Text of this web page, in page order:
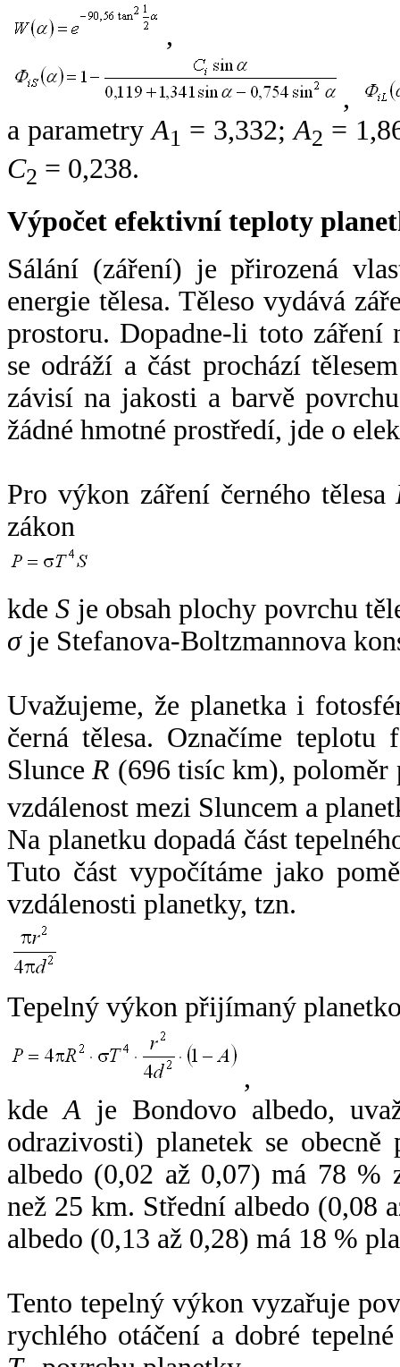
,
,
a parametryA1 = 3,332;A2 =
C2 = 0,238.
Výpočet efektivní teploty
Sálání (záření) je přirozená
energie tělesa. Těleso vydává
prostoru. Dopadne-li toto záření
se odráží a část prochází
závisí na jakosti a barvě
žádné hmotné prostředí, jde o
Pro výkon záření černého tělesa
zákon
kdeS je obsah plochy povrchu
σje Stefanova-Boltzmannova
Uvažujeme, že planetka i
černá tělesa. Označíme
SlunceR (696 tisíc km),
vzdálenost mezi Sluncem a
Na planetku dopadá část
Tuto část vypočítáme jako
vzdálenosti planetky, tzn.
Tepelný výkon přijímaný
,
kdeA je Bondovo albedo,
odrazivosti) planetek se
albedo (0,02 až 0,07) má 78 %
než 25 km. Střední albedo (0,08
albedo (0,13 až 0,28) má 18 %
Tento tepelný výkon vyzařuje
rychlého otáčení a dobré